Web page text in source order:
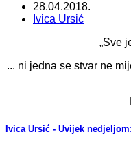
28.04.2018.
Ivica Ursić
„Sve
... ni jedna se stvar ne
Ivica Ursić - Uvijek